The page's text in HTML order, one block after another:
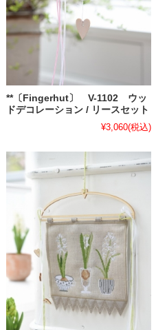
**〔Fingerhut〕 V-1102 ウッ
ドデコレーション / リースセット
¥3,060(税込)